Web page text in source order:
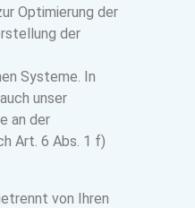
Optimierung der
der
Systeme. In
unser
an der
Art. 6 Abs. 1 f)
von Ihren